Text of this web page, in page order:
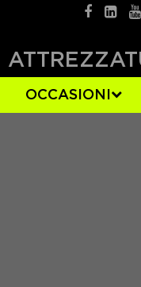
OCCASIONI